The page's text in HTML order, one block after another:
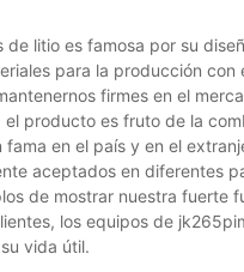
litio es famosa por su
para la producción
firmes en el
producto es fruto de la
en el país y en el
aceptados en diferentes
de mostrar nuestra
los equipos de
vida útil.